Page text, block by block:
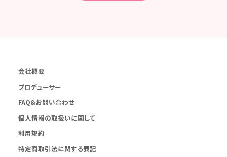
会社概要
プロデューサー
FAQ&お問い合わせ
個人情報の取扱いに関して
利用規約
特定商取引法に関する表記